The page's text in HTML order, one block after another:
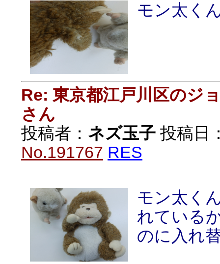
モン太く
Re: 東京都江戸川区のジ
さん
投稿者： ネズ玉子 投稿日
No.191767 RES
モン太く
れている
のに入れ